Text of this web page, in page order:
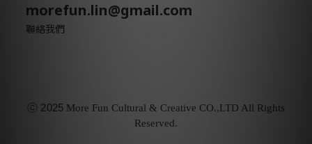
morefun.lin@gmail.com
聯絡我們
ⓒ 2025 More Fun Cultural & Creative CO.,LTD All Rights
Reserved.